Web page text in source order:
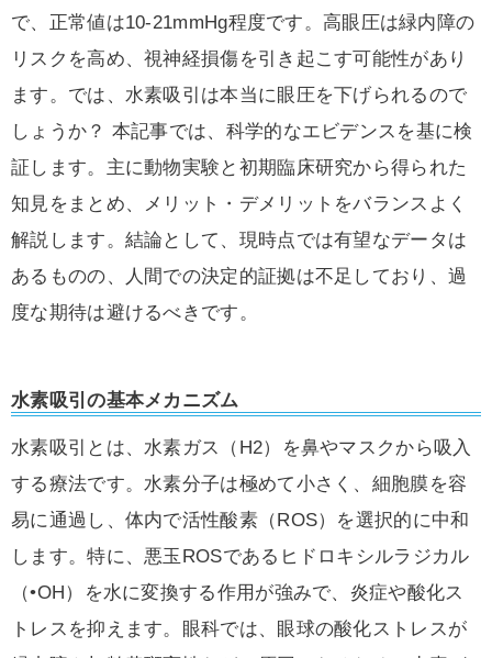
で、正常値は10-21mmHg程度です。高眼圧は緑内障の
リスクを高め、視神経損傷を引き起こす可能性があり
ます。では、水素吸引は本当に眼圧を下げられるので
しょうか？ 本記事では、科学的なエビデンスを基に検
証します。主に動物実験と初期臨床研究から得られた
知見をまとめ、メリット・デメリットをバランスよく
解説します。結論として、現時点では有望なデータは
あるものの、人間での決定的証拠は不足しており、過
度な期待は避けるべきです。
水素吸引の基本メカニズム
水素吸引とは、水素ガス（H2）を鼻やマスクから吸入
する療法です。水素分子は極めて小さく、細胞膜を容
易に通過し、体内で活性酸素（ROS）を選択的に中和
します。特に、悪玉ROSであるヒドロキシルラジカル
（•OH）を水に変換する作用が強みで、炎症や酸化ス
トレスを抑えます。眼科では、眼球の酸化ストレスが